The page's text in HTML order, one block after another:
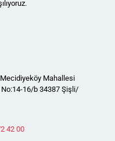
Mahallesi
No:14-16/b 34387 Şişli/
42 00